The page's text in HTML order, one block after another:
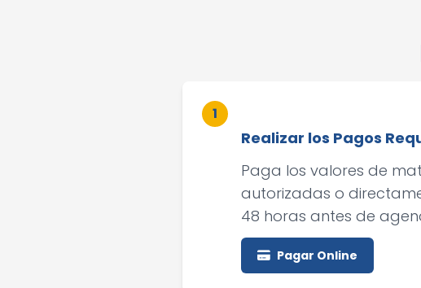
1
Realizar los Pagos
Paga los valores de
autorizadas o
48 horas antes de
Pagar Online